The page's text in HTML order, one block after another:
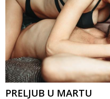
PRELJUB U MARTU